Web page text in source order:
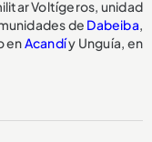
Voltígeros, unidad
de Dabeiba,
enAcandíy Unguía, en